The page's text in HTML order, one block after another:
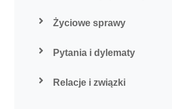
Życiowe sprawy
Pytania i dylematy
Relacje i związki